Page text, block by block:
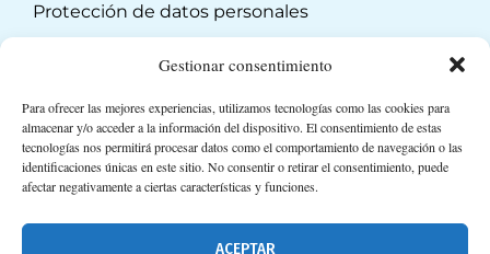
Gestionar consentimiento
Para ofrecer las mejores experiencias, utilizamos tecnologías como las cookies para
almacenar y/o acceder a la información del dispositivo. El consentimiento de estas
tecnologías nos permitirá procesar datos como el comportamiento de navegación o las
identificaciones únicas en este sitio. No consentir o retirar el consentimiento, puede
afectar negativamente a ciertas características y funciones.
ACEPTAR
Protección de datos personales